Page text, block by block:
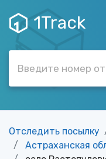
1Track
Отследить посылку
Астраханская